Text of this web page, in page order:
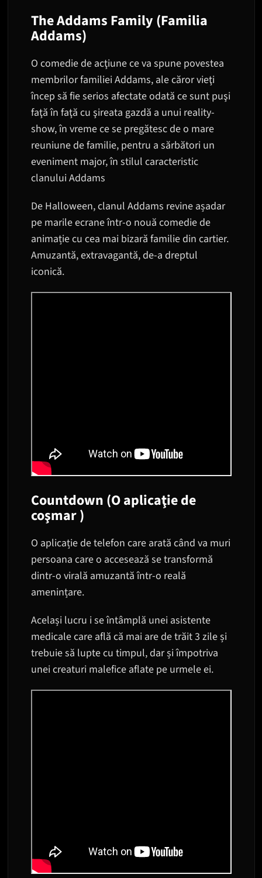
The Addams Family (Familia
Addams)
O comedie de acţiune ce va spune povestea
membrilor familiei Addams, ale căror vieţi
încep să fie serios afectate odată ce sunt puşi
faţă în faţă cu şireata gazdă a unui reality-
show, în vreme ce se pregătesc de o mare
reuniune de familie, pentru a sărbători un
eveniment major, în stilul caracteristic
clanului Addams
De Halloween, clanul Addams revine așadar
pe marile ecrane într-o nouă comedie de
animație cu cea mai bizară familie din cartier.
Amuzantă, extravagantă, de-a dreptul
iconică.
Countdown (O aplicaţie de
coşmar )
O aplicație de telefon care arată când va muri
persoana care o accesează se transformă
dintr-o virală amuzantă într-o reală
amenințare.
Același lucru i se întâmplă unei asistente
medicale care află că mai are de trăit 3 zile și
trebuie să lupte cu timpul, dar și împotriva
unei creaturi malefice aflate pe urmele ei.